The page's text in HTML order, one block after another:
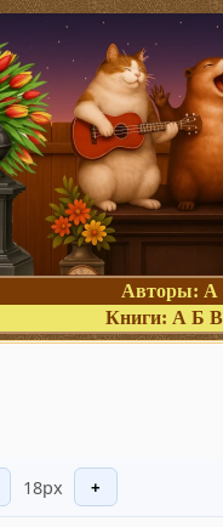
Авторы: А
Книги: А Б В
18px +